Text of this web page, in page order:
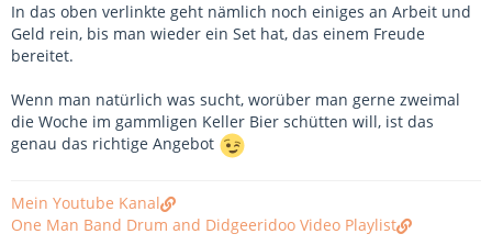
In das oben verlinkte geht nämlich noch einiges an Arbeit und
Geld rein, bis man wieder ein Set hat, das einem Freude
bereitet.
Wenn man natürlich was sucht, worüber man gerne zweimal
die Woche im gammligen Keller Bier schütten will, ist das
genau das richtige Angebot
Mein Youtube Kanal
One Man Band Drum and Didgeeridoo Video Playlist